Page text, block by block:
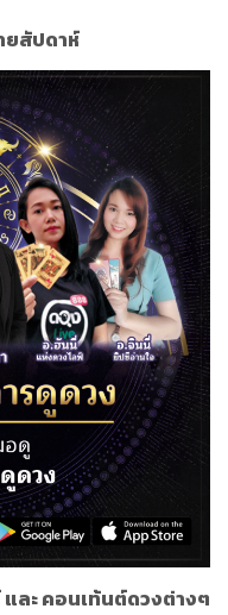
ยสัปดาห์
ละ คอนเท้นต์ดวงต่างๆ